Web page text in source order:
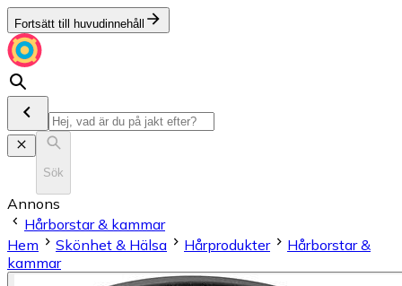
Fortsätt till huvudinnehåll
Sök
Annons
Hårborstar & kammar
Hem
Skönhet & Hälsa Hårprodukter
Hårborstar &
kammar